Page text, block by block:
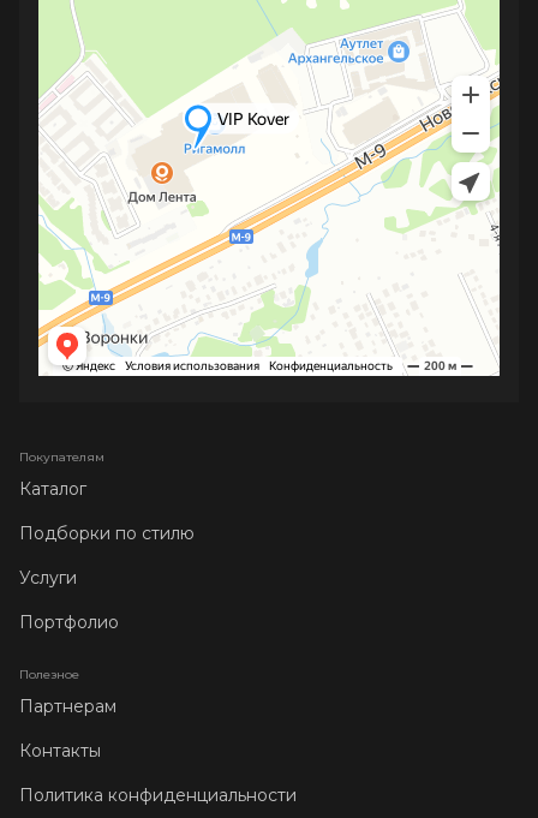
Покупателям
Каталог
Подборки по стилю
Услуги
Портфолио
Полезное
Партнерам
Контакты
Политика конфиденциальности